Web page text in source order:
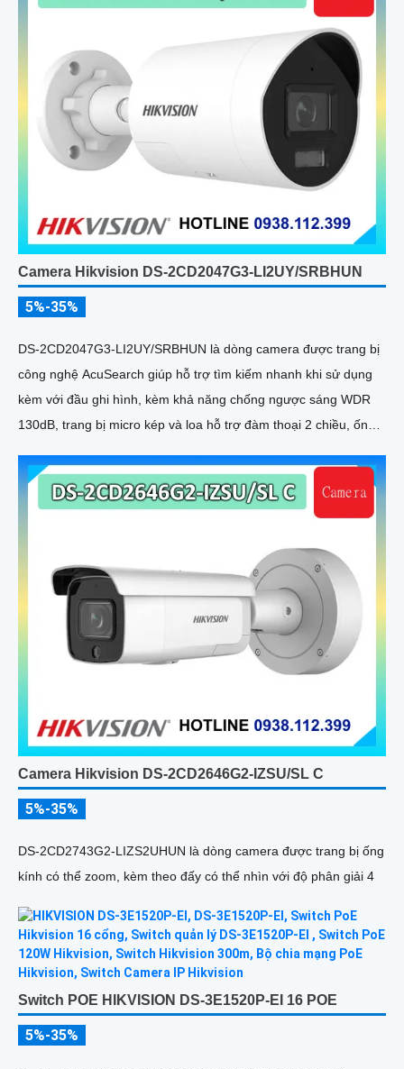
Camera Hikvision DS-2CD2047G3-LI2UY/SRBHUN
5%-35%
DS-2CD2047G3-LI2UY/SRBHUN là dòng camera được trang bị
công nghệ AcuSearch giúp hỗ trợ tìm kiếm nhanh khi sử dụng
kèm với đầu ghi hình, kèm khả năng chống ngược sáng WDR
130dB, trang bị micro kép và loa hỗ trợ đàm thoại 2 chiều, ống
Camera Hikvision DS-2CD2646G2-IZSU/SL C
5%-35%
DS-2CD2743G2-LIZS2UHUN là dòng camera được trang bị ống
kính có thể zoom, kèm theo đấy có thể nhìn với độ phân giải 4
Switch POE HIKVISION DS-3E1520P-EI 16 POE
5%-35%